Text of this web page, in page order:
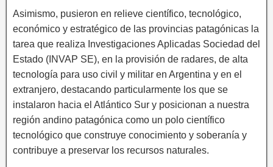
Asimismo, pusieron en relieve científico, tecnológico,
económico y estratégico de las provincias patagónicas la
tarea que realiza Investigaciones Aplicadas Sociedad del
Estado (INVAP SE), en la provisión de radares, de alta
tecnología para uso civil y militar en Argentina y en el
extranjero, destacando particularmente los que se
instalaron hacia el Atlántico Sur y posicionan a nuestra
región andino patagónica como un polo científico
tecnológico que construye conocimiento y soberanía y
contribuye a preservar los recursos naturales.